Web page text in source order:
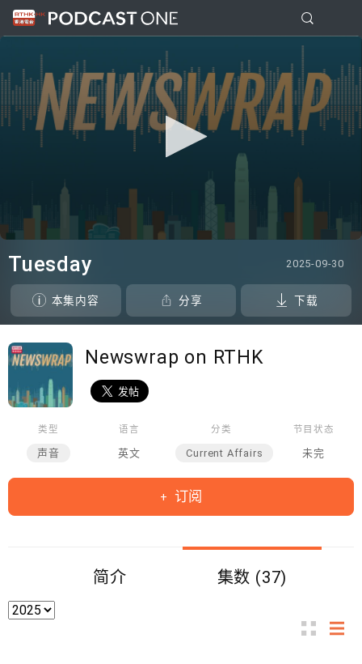
seconds
seconds
Tuesday 2025-09-30
本集内容 分享 下载
Newswrap on RTHK
类型
声音
语言
英文
分类
Current Affairs
节目状态
未完
订阅
简介 集数 (37)